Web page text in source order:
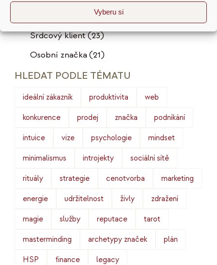
Vyberu si
Cenotvorba a peníze (24)
Srdcový klient(23)
Osobní značka (21)
HLEDAT PODLE TÉMATU
ideální zákazník produktivita web
konkurence prodej značka podnikání
intuice vize psychologie mindset
minimalismus introjekty sociální sítě
rituály strategie cenotvorba marketing
energie udržitelnost živly zdražení
magie služby reputace tarot
masterminding archetypy značek plán
HSP finance legacy